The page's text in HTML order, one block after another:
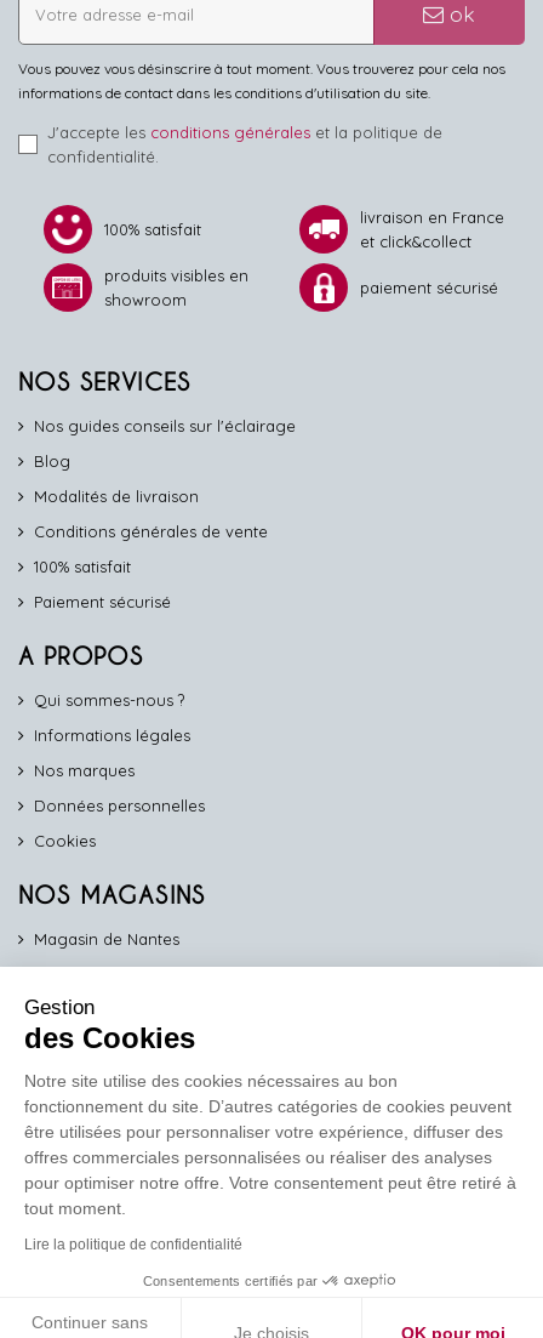
ok
Vous pouvez vous désinscrire à tout moment. Vous trouverez pour cela nos
informations de contact dans les conditions d'utilisation du site.
J'accepte les conditions générales et la politique de
confidentialité.
100% satisfait
livraison en France
et click&collect
produits visibles en
showroom
paiement sécurisé
NOS SERVICES
Nos guides conseils sur l'éclairage
Blog
Modalités de livraison
Conditions générales de vente
100% satisfait
Paiement sécurisé
A PROPOS
Qui sommes-nous ?
Informations légales
Nos marques
Données personnelles
Cookies
NOS MAGASINS
Magasin de Nantes
Magasin de Vannes
Magasin d'Orléans
COMPTOIR PRO
work
Comptoir des Lustres vous propose ses services dédiés aux
Gestion
des Cookies
Notre site utilise des cookies nécessaires au bon
fonctionnement du site. D’autres catégories de cookies peuvent
être utilisées pour personnaliser votre expérience, diffuser des
offres commerciales personnalisées ou réaliser des analyses
pour optimiser notre offre. Votre consentement peut être retiré à
tout moment.
Lire la politique de confidentialité
Consentements certifiés par
Continuer sans
Je choisis OK pour moi